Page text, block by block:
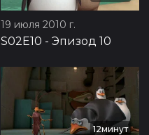
19 июля 2010 г.
S02E10 - Эпизод 10
12минут